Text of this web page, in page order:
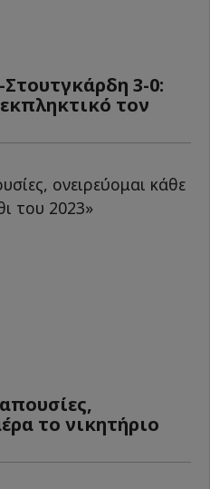
3-0:
τον
το νικητήριο